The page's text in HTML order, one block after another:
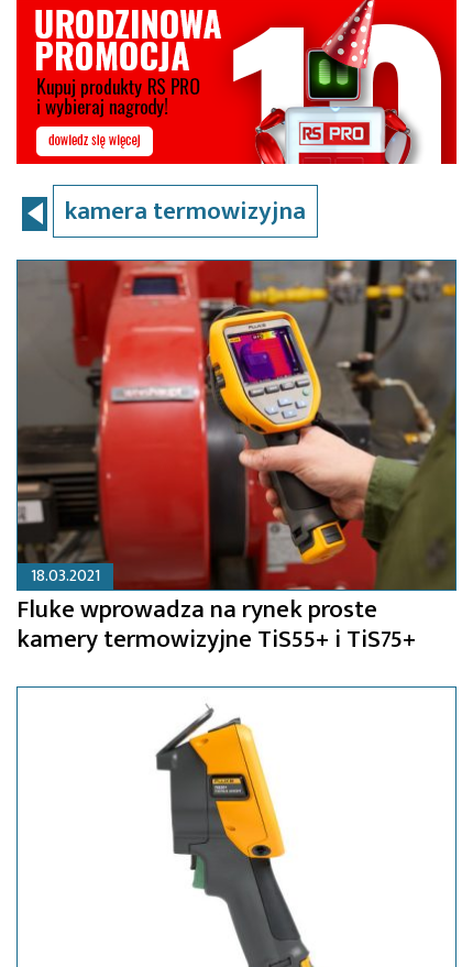
kamera termowizyjna
18.03.2021
Fluke wprowadza na rynek proste
kamery termowizyjne TiS55+ i TiS75+